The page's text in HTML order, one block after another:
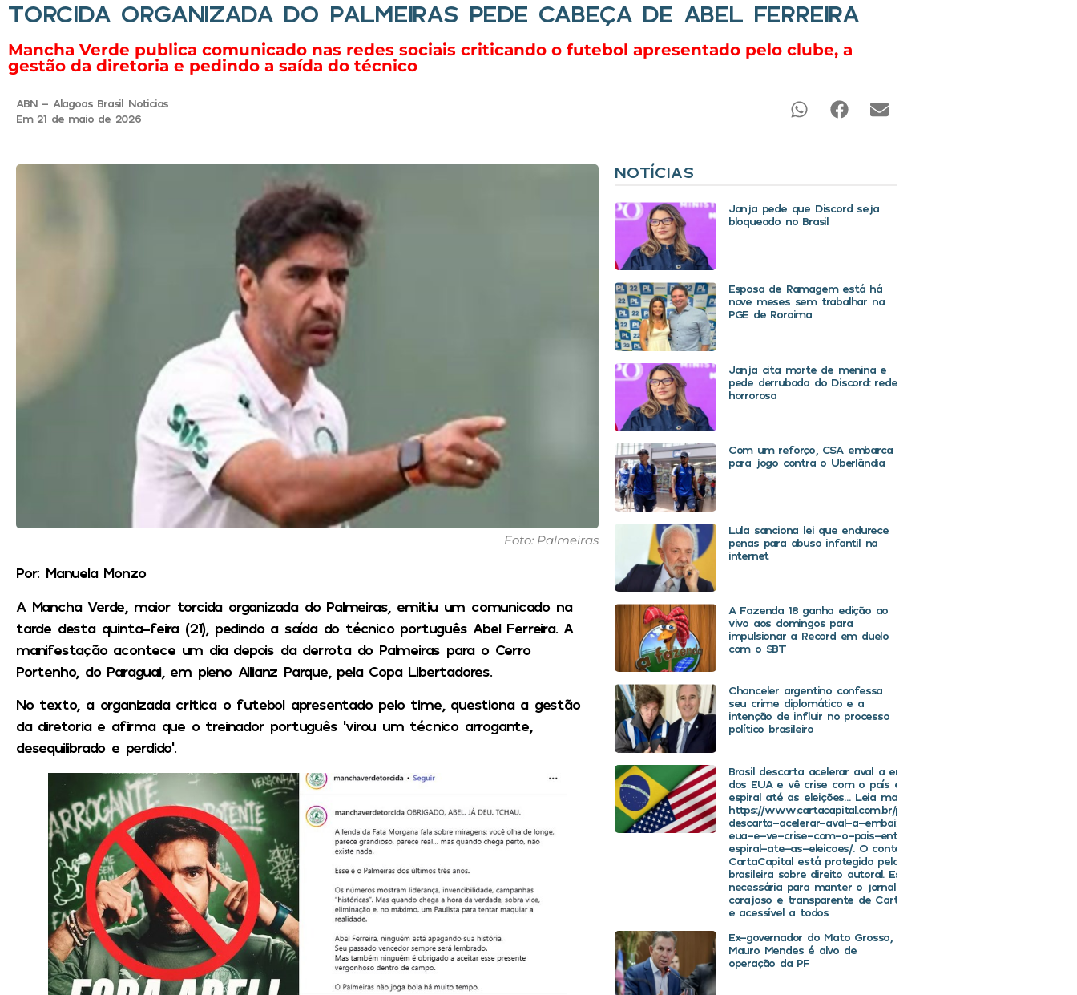
TORCIDA ORGANIZADA DO PALMEIRAS PEDE CABEÇA DE ABEL FERREIRA
Mancha Verde publica comunicado nas redes sociais criticando o futebol apresentado pelo clube, a
gestão da diretoria e pedindo a saída do técnico
ABN - Alagoas Brasil Noticias
Em 21 de maio de 2026
Foto: Palmeiras
Por: Manuela Monzo
A Mancha Verde, maior torcida organizada do Palmeiras, emitiu um comunicado na
tarde desta quinta-feira (21), pedindo a saída do técnico português Abel Ferreira. A
manifestação acontece um dia depois da derrota do Palmeiras para o Cerro
Portenho, do Paraguai, em pleno Allianz Parque, pela Copa Libertadores.
No texto, a organizada critica o futebol apresentado pelo time, questiona a gestão
da diretoria e afirma que o treinador português ‘virou um técnico arrogante,
desequilibrado e perdido’.
NOTÍCIAS
Janja pede que Discord seja
bloqueado no Brasil
Esposa de Ramagem está há
nove meses sem trabalhar na
PGE de Roraima
Janja cita morte de menina e
pede derrubada do Discord: rede
horrorosa
Com um reforço, CSA embarca
para jogo contra o Uberlândia
Lula sanciona lei que endurece
penas para abuso infantil na
internet
A Fazenda 18 ganha edição ao
vivo aos domingos para
impulsionar a Record em duelo
com o SBT
Chanceler argentino confessa
seu crime diplomático e a
intenção de influir no processo
político brasileiro
Brasil descarta acelerar aval a embaixador
dos EUA e vê crise com o país entrar em
espiral até as eleições… Leia mais em
https://www.cartacapital.com.br/politica/brasil-
descarta-acelerar-aval-a-embaixador-dos-
eua-e-ve-crise-com-o-pais-entrar-em-
espiral-ate-as-eleicoes/. O conteúdo de
CartaCapital está protegido pela legislação
brasileira sobre direito autoral. Essa defesa é
necessária para manter o jornalismo
corajoso e transparente de CartaCapital vivo
e acessível a todos
Ex-governador do Mato Grosso,
Mauro Mendes é alvo de
operação da PF